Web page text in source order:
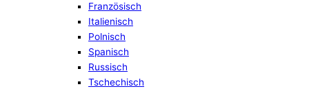
Französisch
Italienisch
Polnisch
Spanisch
Russisch
Tschechisch